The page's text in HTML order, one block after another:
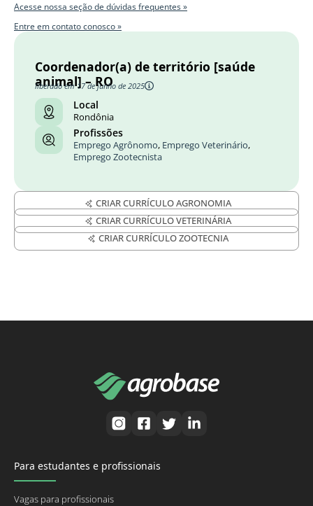
Acesse nossa seção de dúvidas frequentes »
Entre em contato conosco »
Coordenador(a) de território [saúde
animal] – RO
liberado em 17 de junho de 2025
Local
Rondônia
Profissões
Emprego Agrônomo, Emprego Veterinário,
Emprego Zootecnista
CRIAR CURRÍCULO AGRONOMIA
CRIAR CURRÍCULO VETERINÁRIA
CRIAR CURRÍCULO ZOOTECNIA
Para estudantes e profissionais
Vagas para profissionais